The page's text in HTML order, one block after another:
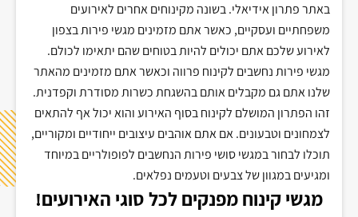
באתר פתרון אידיאלי. בשונה מקינוחים אחרים לאירועים
משפחתיים ועסקיים, כאשר אתם מזמינים מגשי פירות בצפון
לאירוע שלכם אתם יכולים להיות בטוחים שהם יתאימו לכולם.
מגשי פירות נחשבים לקינוח פרווה וכאשר אתם מזמינים מהאתר
שלנו אתם גם מקבלים אותם בהשגחת כשרות מסודרת וקפדנית.
זהו הפתרון המושלם לקינוח בסוף האירוע והוא יכול אף להתאים
לצמחונים וטבעונים. אם אתם אוהבים עיצובים ייחודיים ומקוריים,
תוכלו לבחור במגשי סושי פירות הנחשבים לפופולריים במיוחד
ומגיעים במגוון של צבעים וטעמים נפלאים.
מגשי קינוח מפנקים לכל סוגי האירועים!